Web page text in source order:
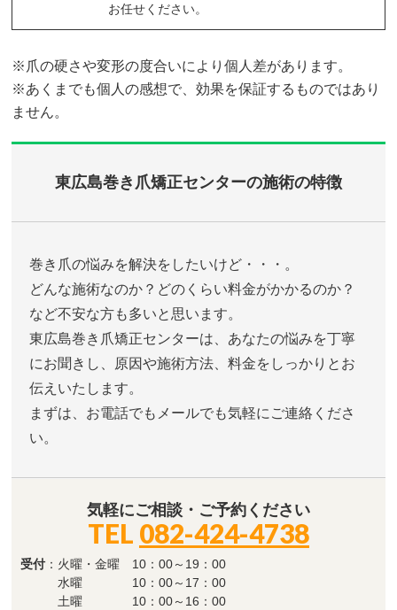
お任せください。
※爪の硬さや変形の度合いにより個人差があります。
※あくまでも個人の感想で、効果を保証するものではあり
ません。
東広島巻き爪矯正センターの施術の特徴
巻き爪の悩みを解決をしたいけど・・・。
どんな施術なのか？どのくらい料金がかかるのか？
など不安な方も多いと思います。
東広島巻き爪矯正センターは、あなたの悩みを丁寧
にお聞きし、原因や施術方法、料金をしっかりとお
伝えいたします。
まずは、お電話でもメールでも気軽にご連絡くださ
い。
気軽にご相談・ご予約ください
TEL 082-424-4738
受付 ：火曜・金曜 10：00～19：00
水曜 10：00～17：00
土曜 10：00～16：00